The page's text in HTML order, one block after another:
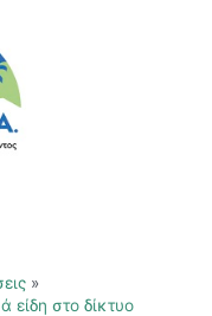
είδη στο δίκτυο